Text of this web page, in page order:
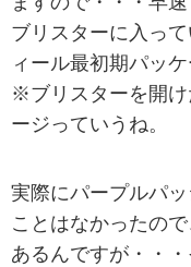
ブリスターに入っ
ィール最初期パッ
※ブリスターを開け
ージっていうね。
実際にパープルパ
ことはなかったの
あるんですが・・